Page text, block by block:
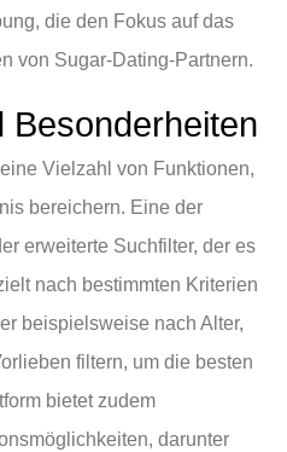
die den Fokus auf das
von Sugar-Dating-Partnern.
Besonderheiten
Vielzahl von Funktionen,
bereichern. Eine der
erweiterte Suchfilter, der es
nach bestimmten Kriterien
beispielsweise nach Alter,
filtern, um die besten
bietet zudem
darunter